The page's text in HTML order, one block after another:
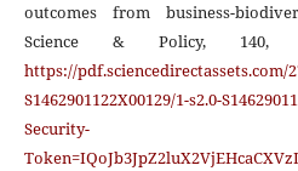
outcomes from business-
Science & Policy, 140,
https://pdf.sciencedirectassets.com/
S1462901122X00129/1-s2.0-
Security-